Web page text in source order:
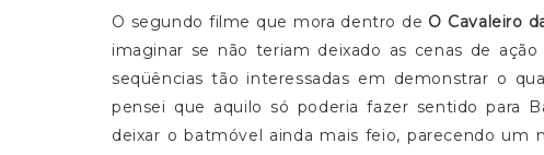
O segundo filme que mora dentro de O Cavaleiro
imaginar se não teriam deixado as cenas de
seqüências tão interessadas em demonstrar o
pensei que aquilo só poderia fazer sentido para
deixar o batmóvel ainda mais feio, parecendo um